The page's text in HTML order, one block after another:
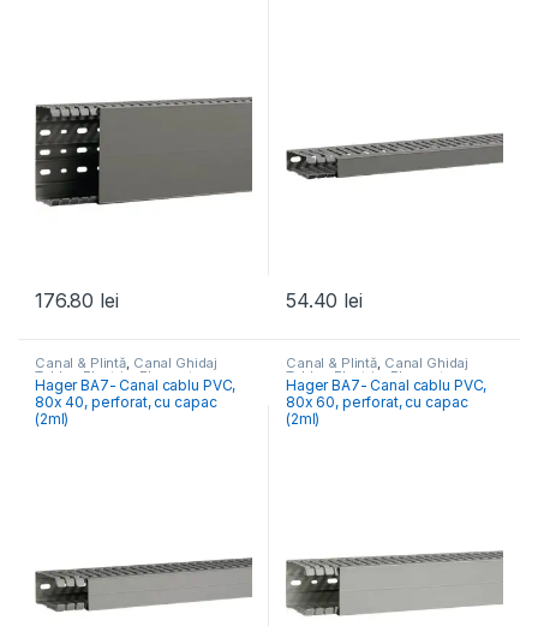
176.80 lei 54.40 lei
Canal & Plintă, Canal Ghidaj
Tablou Electric Elemente
Conexiune- Tablou Electric
Hager BA7- Canal cablu PVC,
80x 40, perforat, cu capac
(2ml)
Canal & Plintă, Canal Ghidaj
Tablou Electric Elemente
Conexiune- Tablou Electric
Hager BA7- Canal cablu PVC,
80x 60, perforat, cu capac
(2ml)